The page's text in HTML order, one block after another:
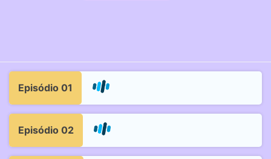
Episódio 01
Episódio 02